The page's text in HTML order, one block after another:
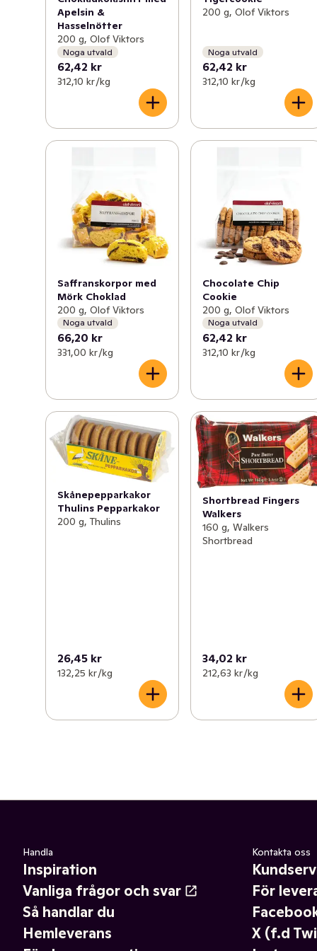
Apelsin &
Hasselnötter
200 g, Olof Viktors
Noga utvald
62,42 kr
312,10 kr /kg
200 g, Olof Viktors
Noga utvald
62,42 kr
312,10 kr /kg
Saffranskorpor med
Mörk Choklad
200 g, Olof Viktors
Noga utvald
66,20 kr
331,00 kr /kg
Chocolate Chip
Cookie
200 g, Olof Viktors
Noga utvald
62,42 kr
312,10 kr /kg
Skånepepparkakor
Thulins Pepparkakor
200 g, Thulins
26,45 kr
132,25 kr /kg
Shortbread Fingers
Walkers
160 g, Walkers
Shortbread
34,02 kr
212,63 kr /kg
Handla
Inspiration
Vanliga frågor och svar
Så handlar du
Hemleverans
Kontakta oss
För
X (f.d